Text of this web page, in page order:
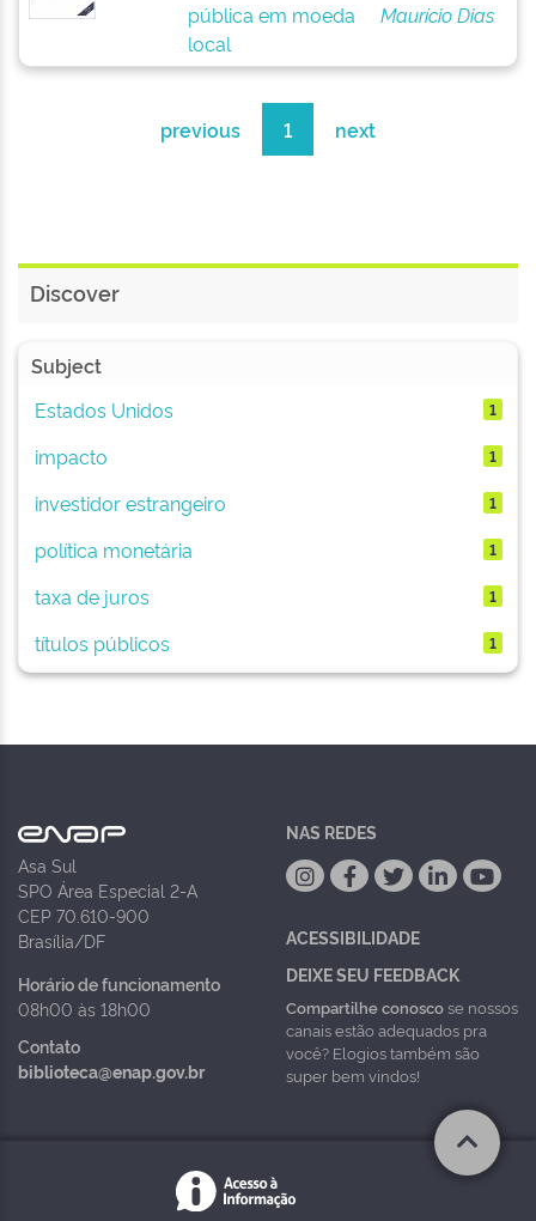
pública em moeda
local
Maurício Dias
previous 1 next
Discover
Subject
Estados Unidos
1
impacto 1
investidor estrangeiro 1
política monetária 1
taxa de juros 1
títulos públicos 1
Asa Sul
SPO Área Especial 2-A
CEP 70.610-900
Brasília/DF
Horário de funcionamento
08h00 às 18h00
Contato
biblioteca@enap.gov.br
NAS REDES
ACESSIBILIDADE
DEIXE SEU FEEDBACK
Compartilhe conoscose nossos
canais estão adequados pra
você? Elogios também são
super bem vindos!